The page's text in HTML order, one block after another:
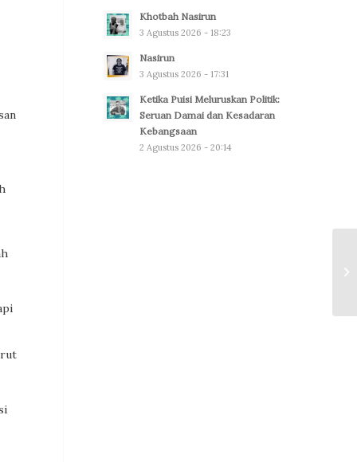
Khotbah Nasirun
3 Agustus 2026 - 18:23
Nasirun
3 Agustus 2026 - 17:31
Ketika Puisi Meluruskan Politik:
Seruan Damai dan Kesadaran
Kebangsaan
2 Agustus 2026 - 20:14